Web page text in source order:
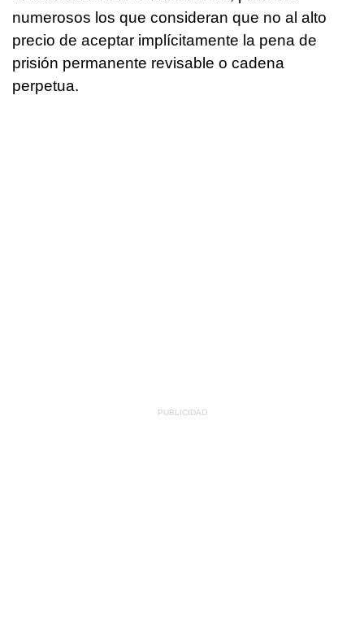
numerosos los que consideran que no al alto
precio de aceptar implícitamente la pena de
prisión permanente revisable o cadena
perpetua.